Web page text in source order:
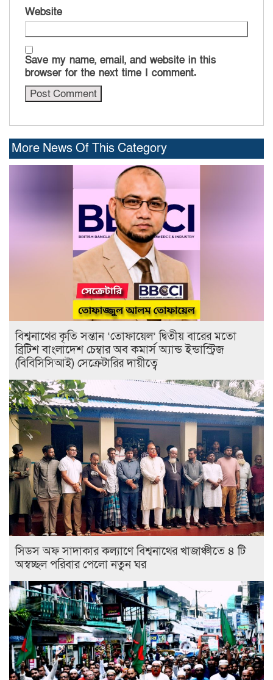
Website
Save my name, email, and website in this
browser for the next time I comment.
More News Of This Category
বিশ্বনাথের কৃতি সন্তান ‘তোফায়েল’ দ্বিতীয় বারের মতো
ব্রিটিশ বাংলাদেশ চেম্বার অব কমার্স অ্যান্ড ইন্ডাস্ট্রিজ
(বিবিসিসিআই) সেক্রেটারির দায়ীত্বে
সিডস অফ সাদাকার কল্যাণে বিশ্বনাথের খাজাঞ্চীতে ৪ টি
অস্বচ্ছল পরিবার পেলো নতুন ঘর